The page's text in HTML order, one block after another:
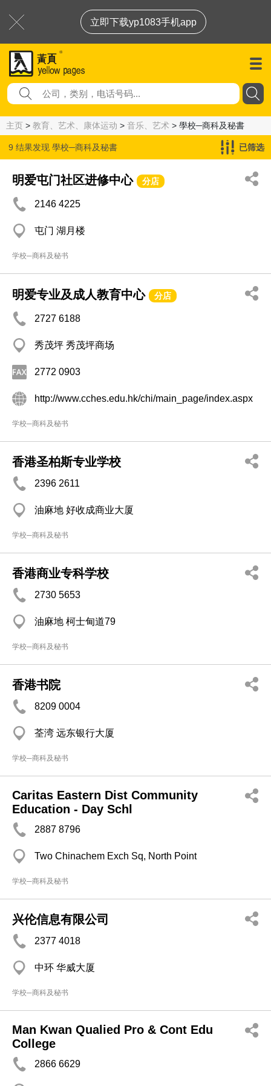
立即下载yp1083手机app
主页 > 教育、艺术、康体运动 > 音乐、艺术 > 學校─商科及秘書
9 结果发现 學校─商科及秘書 已筛选
明爱屯门社区进修中心 分店
2146 4225
屯门 湖月楼
学校─商科及秘书
明爱专业及成人教育中心 分店
2727 6188
秀茂坪 秀茂坪商场
2772 0903
http://www.cches.edu.hk/chi/main_page/index.aspx
学校─商科及秘书
香港圣柏斯专业学校
2396 2611
油麻地 好收成商业大厦
学校─商科及秘书
香港商业专科学校
2730 5653
油麻地 柯士甸道79
学校─商科及秘书
香港书院
8209 0004
荃湾 远东银行大厦
学校─商科及秘书
Caritas Eastern Dist Community
Education - Day Schl
2887 8796
Two Chinachem Exch Sq, North Point
学校─商科及秘书
兴伦信息有限公司
2377 4018
中环 华威大厦
学校─商科及秘书
Man Kwan Qualied Pro & Cont Edu
College
2866 6629